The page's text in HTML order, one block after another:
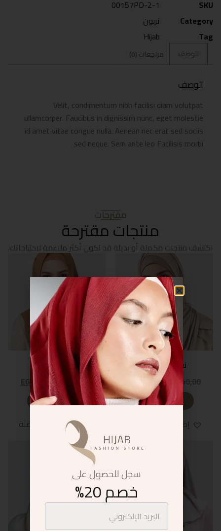
SKU
00157PD-2-1
Category
تربون
Tag
Hijab
الوصف مراجعات (0)
الوصف
Velit, condimentum nibh facilisi diam volutpat
ullamcorper. Faucibus in dignissim nunc, eget molestie
id amet vitae congue nulla. Aenean nec erat sed sociis
sed neque. Sem ante leo Facilisis morbi
مقترحات
منتجات مقترحة
اكتشف منتجات مكملة أو بديلة قد تكون أكثر ملاءمة لاحتياجاتك.
نعومة رمادية
EGP
23,00
EGP
إضافة إلى السلة
إضافة إلى المفضلة
روح الشرق
40,00
EGP
23,00
EGP
إضافة إلى السلة
إضافة إلى المفضلة
سجل للحصول على
خصم 20%